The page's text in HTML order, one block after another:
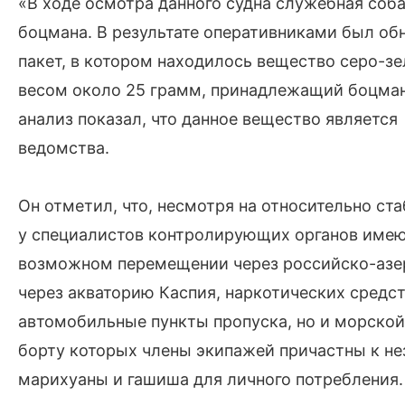
боцмана. В результате оперативниками был
пакет, в котором находилось вещество серо-
весом около 25 грамм, принадлежащий
анализ показал, что данное вещество
ведомства.
Он отметил, что, несмотря на относительно
у специалистов контролирующих органов
возможном перемещении через российско-
через акваторию Каспия, наркотических
автомобильные пункты пропуска, но и
борту которых члены экипажей причастны к
марихуаны и гашиша для личного